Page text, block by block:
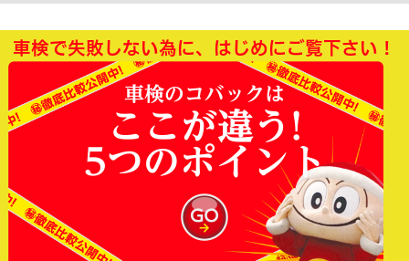
車検で失敗しない為に、はじめにご覧下さい！
車検のコバックは
ここが違う!
5つのポイント